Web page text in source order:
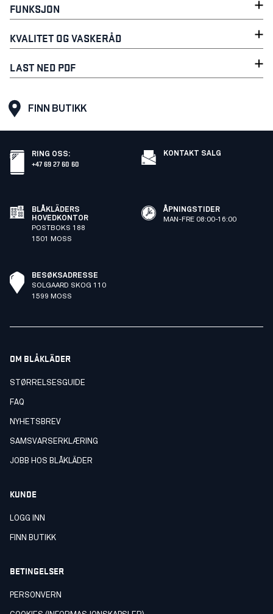
FUNKSJON
KVALITET OG VASKERÅD
LAST NED PDF
FINN BUTIKK
RING OSS:
+47 69 27 60 60
KONTAKT SALG
BLÅKLÄDERS
HOVEDKONTOR
POSTBOKS 188
1501 MOSS
ÅPNINGSTIDER
MAN-FRE 08:00-16:00
BESØKSADRESSE
SOLGAARD SKOG 110
1599 MOSS
OM BLÅKLÄDER
STØRRELSESGUIDE
FAQ
NYHETSBREV
SAMSVARSERKLÆRING
JOBB HOS BLÅKLÄDER
KUNDE
LOGG INN
FINN BUTIKK
BETINGELSER
PERSONVERN